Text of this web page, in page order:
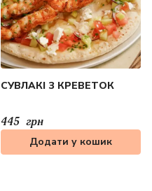
СУВЛАКІ З КРЕВЕТОК
Додати у кошик
445 грн